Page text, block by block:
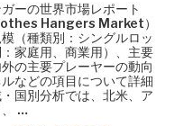
ーの世界市場レポート
Hangers Market）
（種類別：シングルロッ
家庭用、商業用）、主要
の主要プレーヤーの動向
などの項目について詳細
国別分析では、北米、ア
、 …